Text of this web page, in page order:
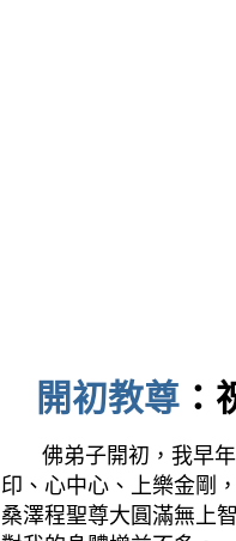
開初教尊
佛弟子開初，我早
印、心中心、上樂金剛
桑澤程聖尊大圓滿無上